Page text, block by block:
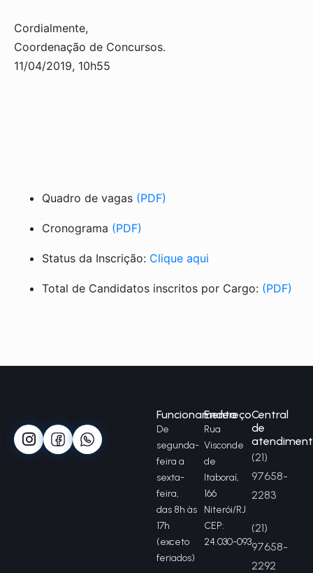
Cordialmente,
Coordenação de Concursos.
11/04/2019, 10h55
Quadro de vagas (PDF)
Cronograma (PDF)
Status da Inscrição: Clique aqui
Total de Candidatos inscritos por Cargo: (PDF)
Funcionamento
De
segunda-
feira a
sexta-
feira,
das 8h às
17h
(exceto
feriados)
Endereço
Rua
Visconde
de
Itaboraí,
166
Niterói/RJ
CEP:
24.030-093
Central
de
(21)
97658-
2283
(21)
97658-
2292